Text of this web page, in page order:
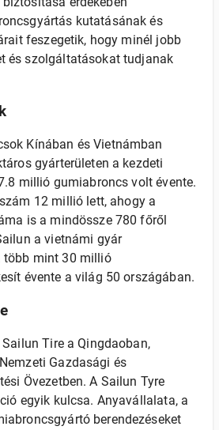
kutatásának és
feszegetik, hogy minél jobb
és szolgáltatásokat tudjanak
Kínában és Vietnámban
gyárterületen a kezdeti
millió gumiabroncs volt évente.
12 millió lett, ahogy a
is a mindössze 780 főről
a vietnámi gyár
több mint 30 millió
évente a világ 50 országában.
Tire a Qingdaoban,
Gazdasági és
Övezetben. A Sailun Tyre
egyik kulcsa. Anyavállalata, a
berendezéseket